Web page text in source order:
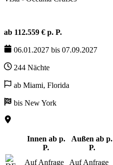
ab 112.559 € p. P.
06.01.2027 bis 07.09.2027
244 Nächte
ab Miami, Florida
bis New York
Innen ab p.
P.
Außen ab p.
P.
Auf Anfrage Auf Anfrage